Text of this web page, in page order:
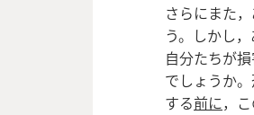
さらにまた
う。しかし
自分たちが
でしょうか
する前に，